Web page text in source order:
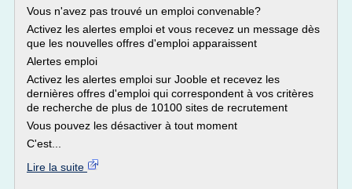
Vous n'avez pas trouvé un emploi convenable?
Activez les alertes emploi et vous recevez un message dès
que les nouvelles offres d'emploi apparaissent
Alertes emploi
Activez les alertes emploi sur Jooble et recevez les
dernières offres d'emploi qui correspondent à vos critères
de recherche de plus de 10100 sites de recrutement
Vous pouvez les désactiver à tout moment
C'est...
Lire la suite